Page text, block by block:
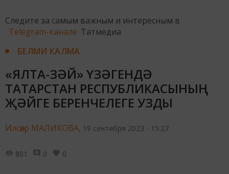
Следите за самым важным и интересным в
Telegram-канале Татмедиа
БЕЛМИ КАЛМА
«ЯЛТА-ЗӘЙ» ҮЗӘГЕНДӘ
ТАТАРСТАН РЕСПУБЛИКАСЫНЫҢ
ҖӘЙГЕ БЕРЕНЧЕЛЕГЕ УЗДЫ
Илсөяр МАЛИКОВА, 19 сентября 2023 - 15:27
801 0 0